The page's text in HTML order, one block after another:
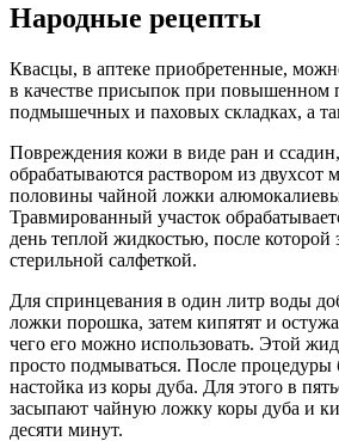
Народные рецепты
Квасцы, в аптеке приобретенные,
в качестве присыпок при повышенном
подмышечных и паховых складках, а
Повреждения кожи в виде ран и
обрабатываются раствором из двухсот
половины чайной ложки
Травмированный участок
день теплой жидкостью, после которой
стерильной салфеткой.
Для спринцевания в один литр воды
ложки порошка, затем кипятят и
чего его можно использовать. Этой
просто подмываться. После процедуры
настойка из коры дуба. Для этого в
засыпают чайную ложку коры дуба и
десяти минут.